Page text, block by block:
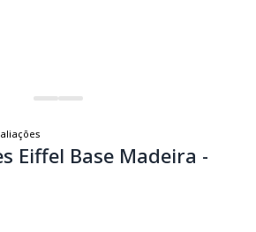
Eiffel Base Madeira -